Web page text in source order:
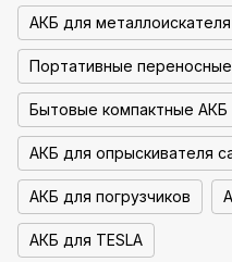
АКБ для металлоискателя
Портативные
Бытовые компактные АКБ
АКБ для опрыскивателя
АКБ для погрузчиков
АКБ для TESLA